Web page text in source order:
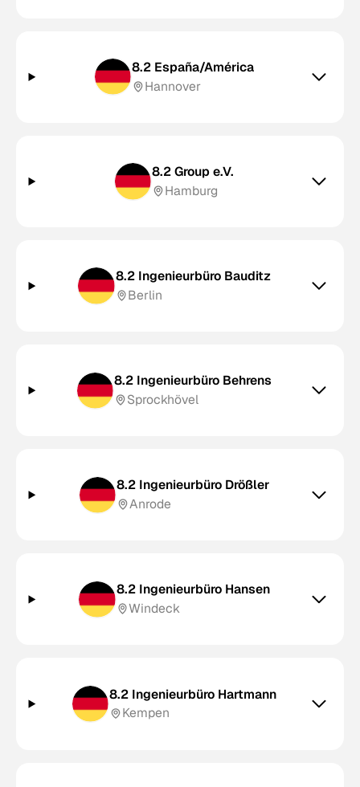
8.2 España/América
Hannover
8.2 Group e.V.
Hamburg
8.2 Ingenieurbüro Bauditz
Berlin
8.2 Ingenieurbüro Behrens
Sprockhövel
8.2 Ingenieurbüro Drößler
Anrode
8.2 Ingenieurbüro Hansen
Windeck
8.2 Ingenieurbüro Hartmann
Kempen